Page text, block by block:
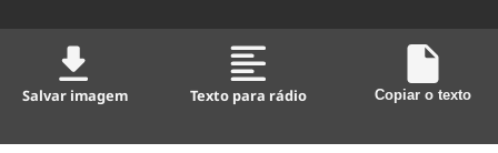
Salvar imagem Texto para rádio Copiar o texto